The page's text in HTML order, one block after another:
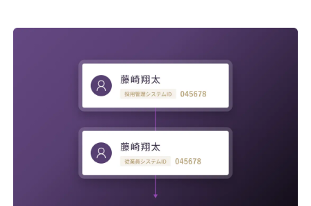
“PeopleX AgenticHRプラットフォーム”は従来のHR向
けSaaSとは異なり、AIが自律的に人事課題を特定し
解決策まで提案する、全く新しいHRプラットフォー
ムです。面接→面談→ロープレの相互連携はもちろ
人事課題を視覚化し、適切な解決策をAIエージェント
がご提案します。